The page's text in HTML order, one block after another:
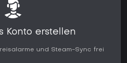
Konto erstellen
und Steam-Sync frei